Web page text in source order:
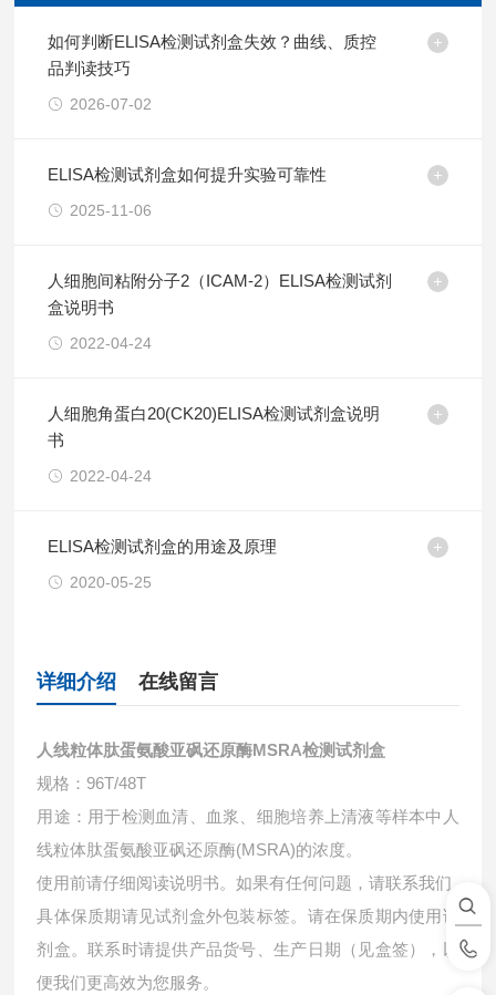
如何判断ELISA检测试剂盒失效？曲线、质控
品判读技巧
2026-07-02
ELISA检测试剂盒如何提升实验可靠性
2025-11-06
人细胞间粘附分子2（ICAM-2）ELISA检测试剂
盒说明书
2022-04-24
人细胞角蛋白20(CK20)ELISA检测试剂盒说明
书
2022-04-24
ELISA检测试剂盒的用途及原理
2020-05-25
详细介绍 在线留言
人线粒体肽蛋氨酸亚砜还原酶MSRA检测试剂盒
规格：96T/48T
用途：用于检测血清、血浆、细胞培养上清液等样本中 人
线粒体肽蛋氨酸亚砜还原酶(MSRA)的浓度。
使用前请仔细阅读说明书。如果有任何问题，请联系我们
具体保质期请见试剂盒外包装标签。请在保质期内使用试
剂盒。联系时请提供产品货号、生产日期（见盒签），以
便我们更高效为您服务。